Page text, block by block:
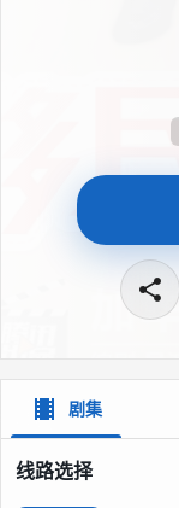
剧集
线路选择